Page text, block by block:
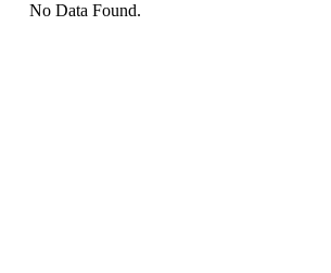
No Data Found.